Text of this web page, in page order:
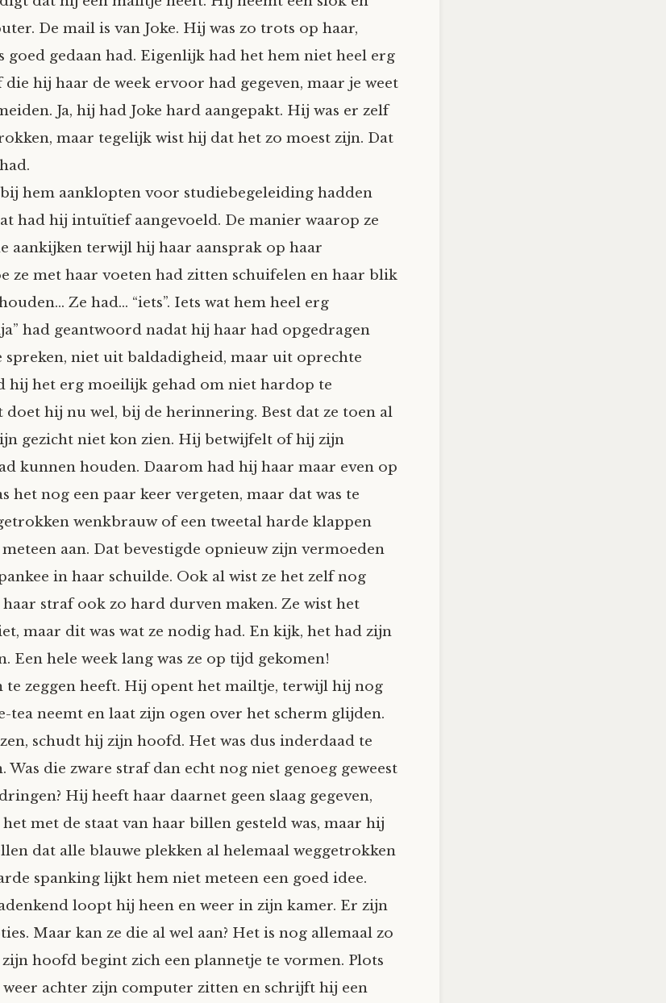
De mail is van Joke. Hij was zo trots op haar,
goed gedaan had. Eigenlijk had het hem niet heel erg
hij haar de week ervoor had gegeven, maar je weet
Ja, hij had Joke hard aangepakt. Hij was er zelf
maar tegelijk wist hij dat het zo moest zijn. Dat
hem aanklopten voor studiebegeleiding hadden
had hij intuïtief aangevoeld. De manier waarop ze
aankijken terwijl hij haar aansprak op haar
ze met haar voeten had zitten schuifelen en haar blik
Ze had… “iets”. Iets wat hem heel erg
had geantwoord nadat hij haar had opgedragen
spreken, niet uit baldadigheid, maar uit oprechte
hij het erg moeilijk gehad om niet hardop te
doet hij nu wel, bij de herinnering. Best dat ze toen al
gezicht niet kon zien. Hij betwijfelt of hij zijn
kunnen houden. Daarom had hij haar maar even op
het nog een paar keer vergeten, maar dat was te
wenkbrauw of een tweetal harde klappen
aan. Dat bevestigde opnieuw zijn vermoeden
in haar schuilde. Ook al wist ze het zelf nog
straf ook zo hard durven maken. Ze wist het
maar dit was wat ze nodig had. En kijk, het had zijn
Een hele week lang was ze op tijd gekomen!
te zeggen heeft. Hij opent het mailtje, terwijl hij nog
tea neemt en laat zijn ogen over het scherm glijden.
schudt hij zijn hoofd. Het was dus inderdaad te
die zware straf dan echt nog niet genoeg geweest
Hij heeft haar daarnet geen slaag gegeven,
met de staat van haar billen gesteld was, maar hij
dat alle blauwe plekken al helemaal weggetrokken
spanking lijkt hem niet meteen een goed idee.
loopt hij heen en weer in zijn kamer. Er zijn
Maar kan ze die al wel aan? Het is nog allemaal zo
hoofd begint zich een plannetje te vormen. Plots
achter zijn computer zitten en schrijft hij een